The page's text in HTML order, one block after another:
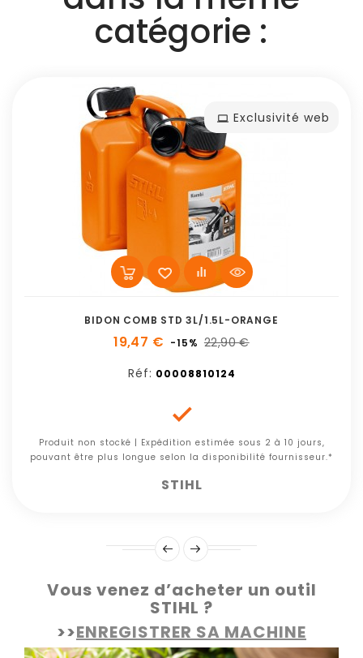
catégorie :
Exclusivité web
BIDON COMB STD 3L/1.5L-ORANGE
19,47 € -15% 22,90 €
Réf: 00008810124

Produit non stocké | Expédition estimée sous 2 à 10 jours,
pouvant être plus longue selon la disponibilité fournisseur.*
STIHL
Vous venez d’acheter un outil
STIHL ?
>>ENREGISTRER SA MACHINE